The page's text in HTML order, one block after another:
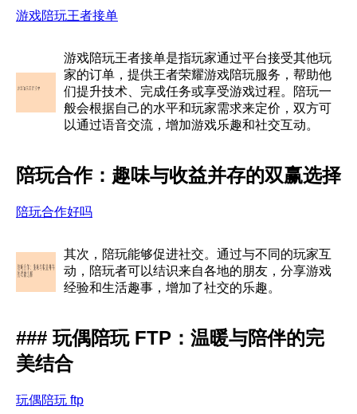
游戏陪玩王者接单
游戏陪玩王者接单是指玩家通过平台接受其他玩
家的订单，提供王者荣耀游戏陪玩服务，帮助他
们提升技术、完成任务或享受游戏过程。陪玩一
般会根据自己的水平和玩家需求来定价，双方可
以通过语音交流，增加游戏乐趣和社交互动。
陪玩合作：趣味与收益并存的双赢选择
陪玩合作好吗
其次，陪玩能够促进社交。通过与不同的玩家互
动，陪玩者可以结识来自各地的朋友，分享游戏
经验和生活趣事，增加了社交的乐趣。
### 玩偶陪玩 FTP：温暖与陪伴的完
美结合
玩偶陪玩 ftp